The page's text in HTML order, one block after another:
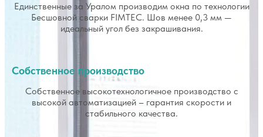
Единственные за Уралом производим окна по технологии
Бесшовной сварки FIMTEC. Шов менее 0,3 мм —
идеальный угол без закрашивания.
Собственное производство
Собственное высокотехнологичное производство с
высокой автоматизацией – гарантия скорости и
стабильного качества.